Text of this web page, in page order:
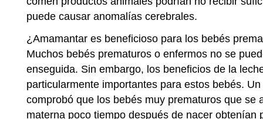
puede causar anomalías cerebrales.
¿Amamantar es beneficioso para los bebés
Muchos bebés prematuros o enfermos no se
enseguida. Sin embargo, los beneficios de la
particularmente importantes para estos bebés.
comprobó que los bebés muy prematuros que se
materna poco tiempo después de nacer obtenían